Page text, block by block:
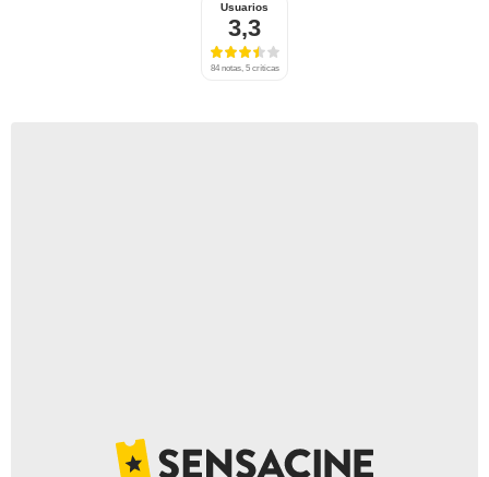
Usuarios
3,3
84 notas, 5 críticas